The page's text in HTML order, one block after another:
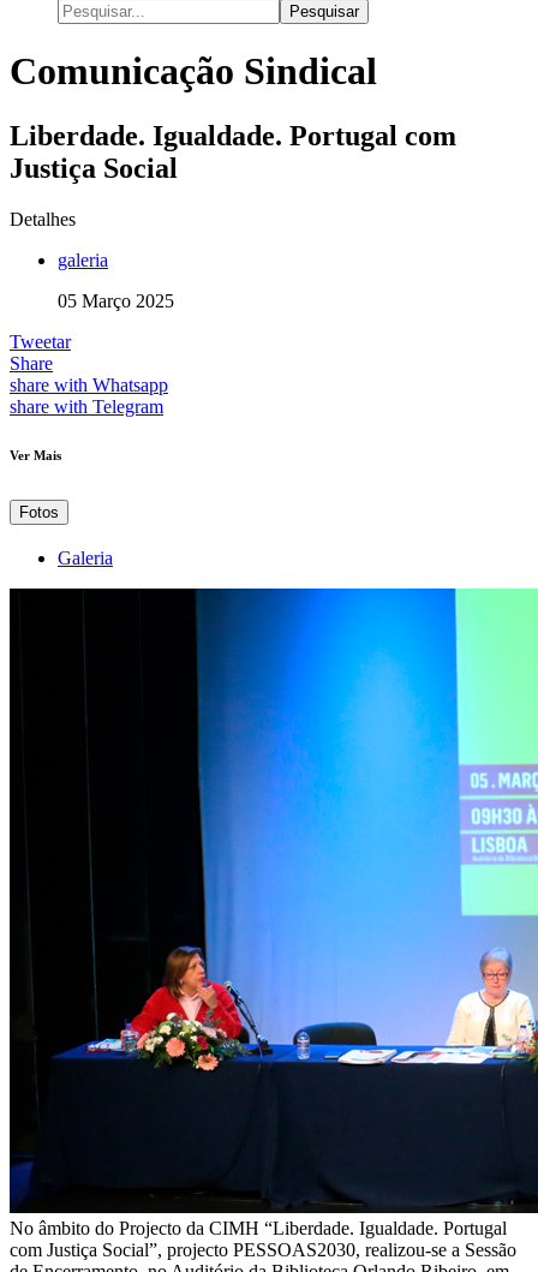
Pesquisar
Comunicação Sindical
Liberdade. Igualdade. Portugal com
Justiça Social
Detalhes
galeria
05 Março 2025
Tweetar
Share
share with Whatsapp
share with Telegram
Ver Mais
Fotos
Galeria
No âmbito do Projecto da CIMH “Liberdade. Igualdade. Portugal
com Justiça Social”, projecto PESSOAS2030, realizou-se a Sessão